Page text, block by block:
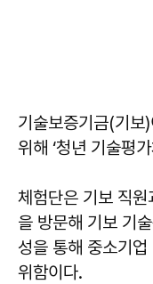
기술보증기금(기보
위해 ‘청년 기술평
체험단은 기보 직원
을 방문해 기보 기
성을 통해 중소기업
위함이다.